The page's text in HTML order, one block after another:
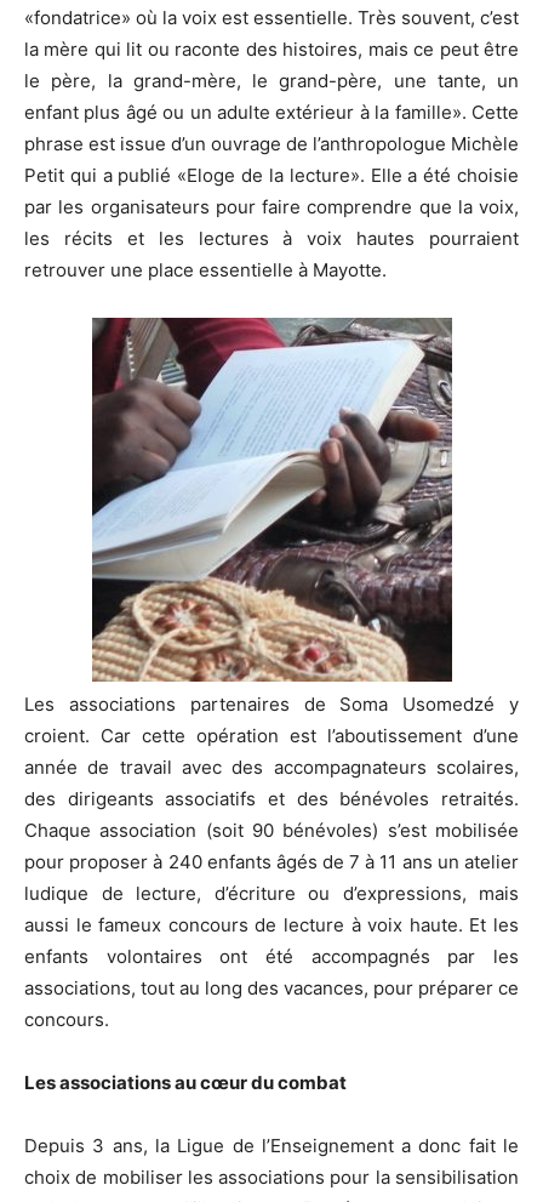
«fondatrice» où la voix est essentielle. Très souvent, c’est
la mère qui lit ou raconte des histoires, mais ce peut être
le père, la grand-mère, le grand-père, une tante, un
enfant plus âgé ou un adulte extérieur à la famille». Cette
phrase est issue d’un ouvrage de l’anthropologue Michèle
Petit qui a publié «Eloge de la lecture». Elle a été choisie
par les organisateurs pour faire comprendre que la voix,
les récits et les lectures à voix hautes pourraient
retrouver une place essentielle à Mayotte.
Les associations partenaires de Soma Usomedzé y
croient. Car cette opération est l’aboutissement d’une
année de travail avec des accompagnateurs scolaires,
des dirigeants associatifs et des bénévoles retraités.
Chaque association (soit 90 bénévoles) s’est mobilisée
pour proposer à 240 enfants âgés de 7 à 11 ans un atelier
ludique de lecture, d’écriture ou d’expressions, mais
aussi le fameux concours de lecture à voix haute. Et les
enfants volontaires ont été accompagnés par les
associations, tout au long des vacances, pour préparer ce
concours.
Les associations au cœur du combat
Depuis 3 ans, la Ligue de l’Enseignement a donc fait le
choix de mobiliser les associations pour la sensibilisation